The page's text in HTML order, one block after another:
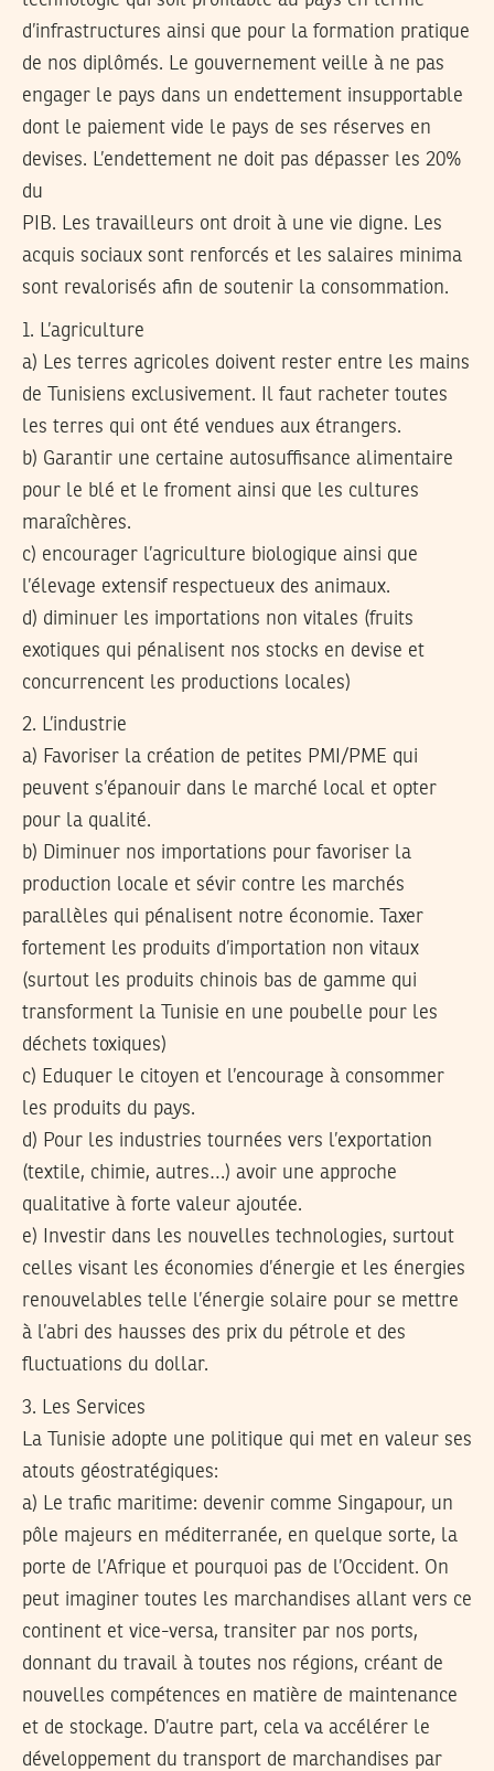
d’infrastructures ainsi que pour la formation pratique
de nos diplômés. Le gouvernement veille à ne pas
engager le pays dans un endettement insupportable
dont le paiement vide le pays de ses réserves en
devises. L’endettement ne doit pas dépasser les 20%
du
PIB. Les travailleurs ont droit à une vie digne. Les
acquis sociaux sont renforcés et les salaires minima
sont revalorisés afin de soutenir la consommation.
1. L’agriculture
a) Les terres agricoles doivent rester entre les mains
de Tunisiens exclusivement. Il faut racheter toutes
les terres qui ont été vendues aux étrangers.
b) Garantir une certaine autosuffisance alimentaire
pour le blé et le froment ainsi que les cultures
maraîchères.
c) encourager l’agriculture biologique ainsi que
l’élevage extensif respectueux des animaux.
d) diminuer les importations non vitales (fruits
exotiques qui pénalisent nos stocks en devise et
concurrencent les productions locales)
2. L’industrie
a) Favoriser la création de petites PMI/PME qui
peuvent s’épanouir dans le marché local et opter
pour la qualité.
b) Diminuer nos importations pour favoriser la
production locale et sévir contre les marchés
parallèles qui pénalisent notre économie. Taxer
fortement les produits d’importation non vitaux
(surtout les produits chinois bas de gamme qui
transforment la Tunisie en une poubelle pour les
déchets toxiques)
c) Eduquer le citoyen et l’encourage à consommer
les produits du pays.
d) Pour les industries tournées vers l’exportation
(textile, chimie, autres…) avoir une approche
qualitative à forte valeur ajoutée.
e) Investir dans les nouvelles technologies, surtout
celles visant les économies d’énergie et les énergies
renouvelables telle l’énergie solaire pour se mettre
à l’abri des hausses des prix du pétrole et des
fluctuations du dollar.
3. Les Services
La Tunisie adopte une politique qui met en valeur ses
atouts géostratégiques:
a) Le trafic maritime: devenir comme Singapour, un
pôle majeurs en méditerranée, en quelque sorte, la
porte de l’Afrique et pourquoi pas de l’Occident. On
peut imaginer toutes les marchandises allant vers ce
continent et vice-versa, transiter par nos ports,
donnant du travail à toutes nos régions, créant de
nouvelles compétences en matière de maintenance
et de stockage. D’autre part, cela va accélérer le
développement du transport de marchandises par